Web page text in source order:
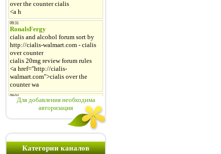
Для добавления необходима
авторизация
Категории каналов